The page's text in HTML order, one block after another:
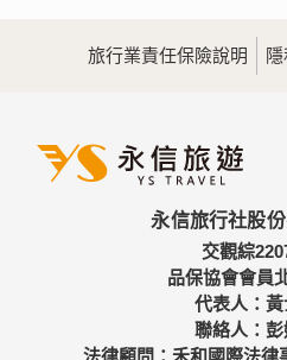
旅行業責任保險說明
永信旅行社股
交觀綜
品保協會會員
代表人：
聯絡人：
法律顧問：禾和國際法律